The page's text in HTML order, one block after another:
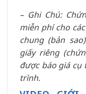
– Ghi Chú:
miễn phí cho
chung (bản
giấy riêng
được báo giá cụ
trình.